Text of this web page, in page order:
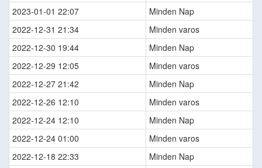
2023-01-01 22:07
Minden Nap
2022-12-31 21:34
Minden varos
2022-12-30 19:44
Minden Nap
2022-12-29 12:05
Minden varos
2022-12-27 21:42
Minden Nap
2022-12-26 12:10
Minden varos
2022-12-24 12:10
Minden Nap
2022-12-24 01:00
Minden varos
2022-12-18 22:33
Minden Nap